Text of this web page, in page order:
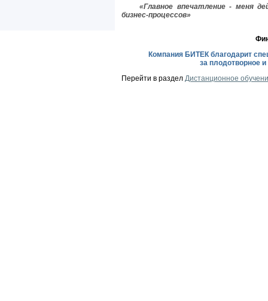
«Главное впечатление - меня
бизнес-процессов»
Компания БИТЕК благодарит
за плодотворное
Перейти в раздел Дистанционное